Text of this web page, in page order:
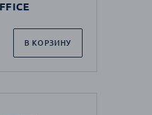
В КОРЗИНУ